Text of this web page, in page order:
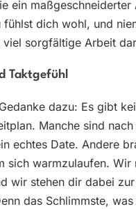
ein maßgeschneiderter
fühlst dich wohl, und
viel sorgfältige Arbeit
Taktgefühl
dazu: Es gibt
Manche sind
echtes Date. Andere
sich warmzulaufen. Wir
wir stehen dir dabei
das Schlimmste,